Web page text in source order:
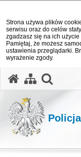
Strona używa plików
serwisu oraz do celów
zgadzasz się na ich
Pamiętaj, że możesz
ustawienia przeglądarki.
wyrażenie zgody.